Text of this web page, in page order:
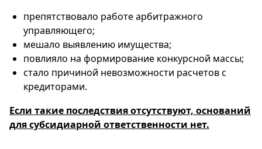
препятствовало работе арбитражного
управляющего;
мешало выявлению имущества;
повлияло на формирование конкурсной массы;
стало причиной невозможности расчетов с
кредиторами.
Если такие последствия отсутствуют, оснований
для субсидиарной ответственности нет.